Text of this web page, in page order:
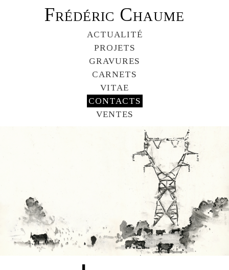
ACTUALITÉ
PROJETS
GRAVURES
CARNETS
VITAE
CONTACTS
VENTES
Frédéric Chaume